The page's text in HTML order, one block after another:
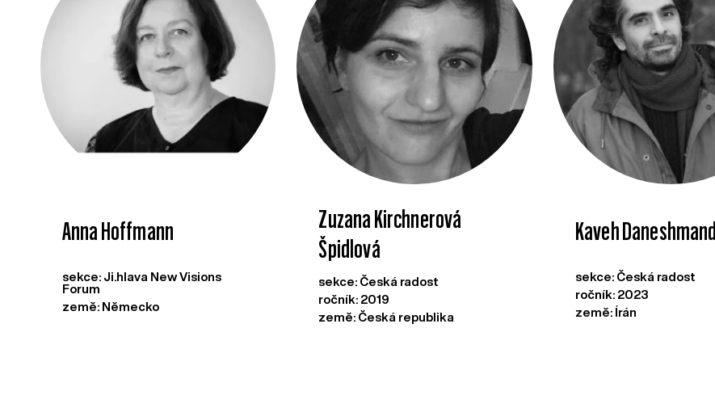
Anna Hoffmann
sekce: Ji.hlava New Visions
Forum
země: Německo
Zuzana Kirchnerová
Špidlová
sekce: Česká radost
ročník: 2019
země: Česká republika
Kaveh Daneshmand
sekce: Česká radost
ročník: 2023
země: Írán